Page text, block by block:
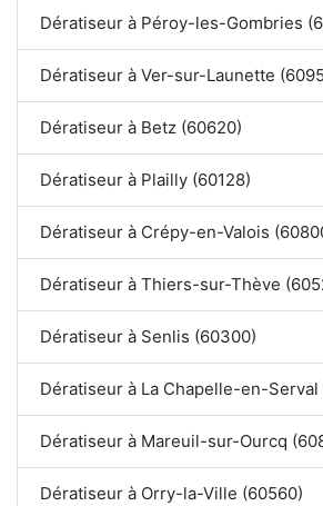
Dératiseur à Péroy-les-Gombries
Dératiseur à Ver-sur-Launette
Dératiseur à Betz (60620)
Dératiseur à Plailly (60128)
Dératiseur à Crépy-en-Valois
Dératiseur à Thiers-sur-Thève
Dératiseur à Senlis (60300)
Dératiseur à La Chapelle-en-Serval
Dératiseur à Mareuil-sur-Ourcq
Dératiseur à Orry-la-Ville (60560)